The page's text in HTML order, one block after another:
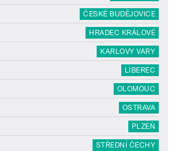
ČESKÉ BUDĚJOVICE
HRADEC KRÁLOVÉ
KARLOVY VARY
LIBEREC
OLOMOUC
OSTRAVA
PLZEŇ
STŘEDNÍ ČECHY